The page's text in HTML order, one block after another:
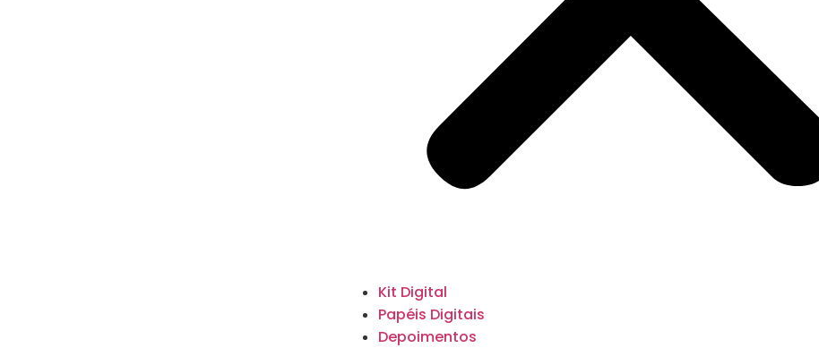
Kit Digital
Papéis Digitais
Depoimentos